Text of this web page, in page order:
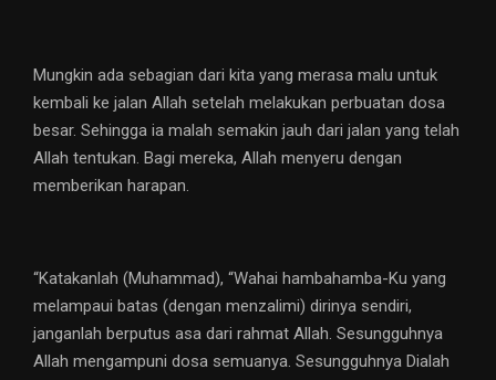
Mungkin ada sebagian dari kita yang merasa malu untuk
kembali ke jalan Allah setelah melakukan perbuatan dosa
besar. Sehingga ia malah semakin jauh dari jalan yang telah
Allah tentukan. Bagi mereka, Allah menyeru dengan
memberikan harapan.
“Katakanlah (Muhammad), “Wahai hambahamba-Ku yang
melampaui batas (dengan menzalimi) dirinya sendiri,
janganlah berputus asa dari rahmat Allah. Sesungguhnya
Allah mengampuni dosa semuanya. Sesungguhnya Dialah